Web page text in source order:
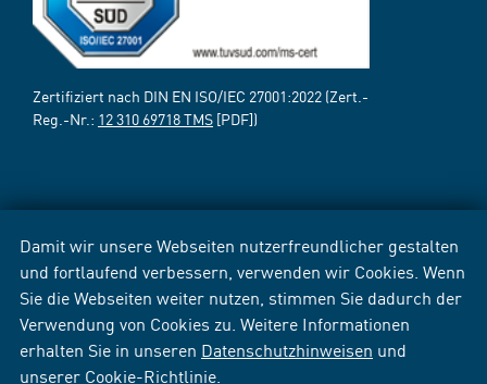
Damit wir unsere Webseiten nutzerfreundlicher gestalten
und fortlaufend verbessern, verwenden wir Cookies. Wenn
Sie die Webseiten weiter nutzen, stimmen Sie dadurch der
Verwendung von Cookies zu. Weitere Informationen
erhalten Sie in unseren Datenschutzhinweisen und
unserer Cookie-Richtlinie
Zertifiziert nach DIN EN ISO/IEC 27001:2022 (Zert.-
Reg.-Nr.: 12 310 69718 TMS [PDF])